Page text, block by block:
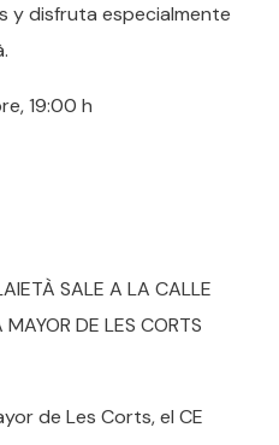
y disfruta especialmente
19:00 h
SALE A LA CALLE
DE LES CORTS
de Les Corts, el CE